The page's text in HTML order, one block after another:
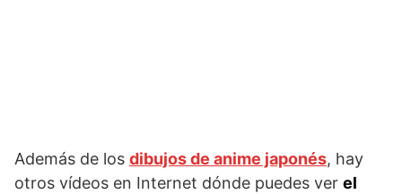
Además de los dibujos de anime japonés, hay
otros vídeos en Internet dónde puedes ver el